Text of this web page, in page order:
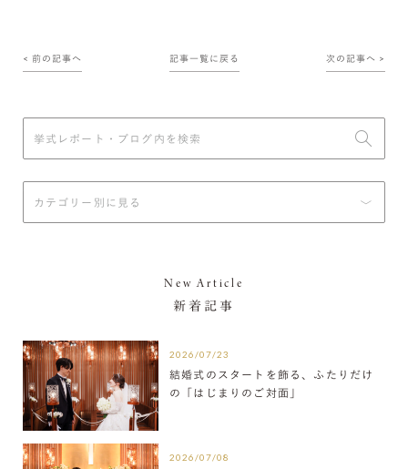
< 前の記事へ 記事一覧に戻る 次の記事へ >
New Article
新着記事
2026/07/23
結婚式のスタートを飾る、ふたりだけ
の「はじまりのご対面」
2026/07/08